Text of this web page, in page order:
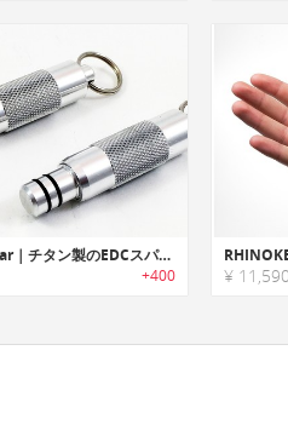
Spike + Bar｜チタン製のEDCスパイク/プライツール「スパイクプラスバー」
+400 ¥ 11,590